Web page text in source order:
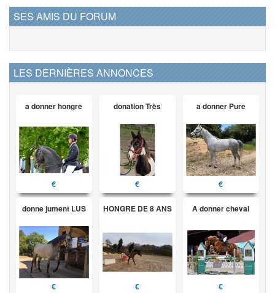
SES AMIS DU FORUM
LES DERNIÈRES ANNONCES
a donner hongre
€
donation Très
€
a donner Pure
€
donne jument LUS
€
HONGRE DE 8 ANS
€
A donner cheval
€